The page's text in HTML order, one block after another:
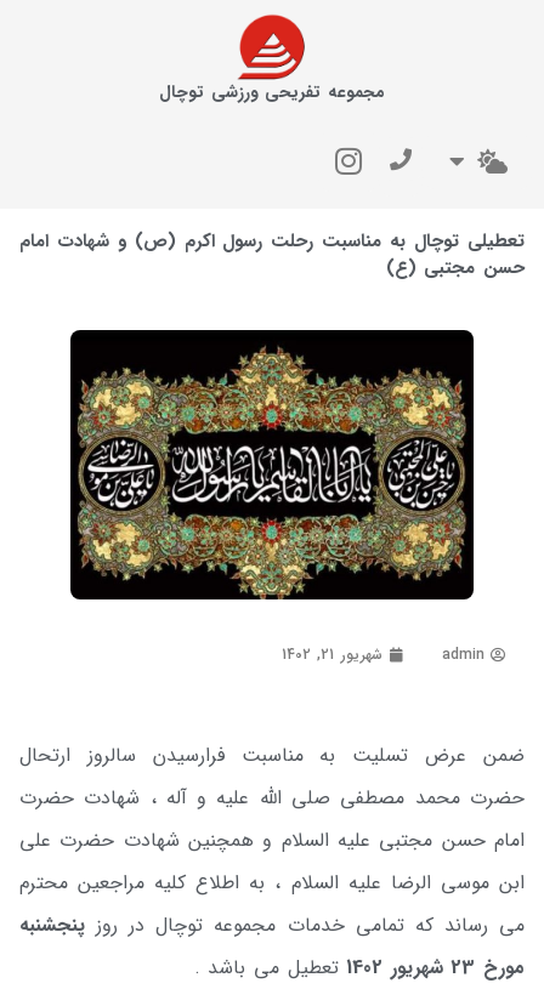
مجموعه تفریحی ورزشی توچال
تعطیلی توچال به مناسبت رحلت رسول اکرم (ص) و شهادت امام
حسن مجتبی (ع)
admin شهریور 21, 1402
ضمن عرض تسلیت به مناسبت فرارسیدن سالروز ارتحال
حضرت محمد مصطفی صلی الله علیه و آله ، شهادت حضرت
امام حسن مجتبی علیه السلام و همچنین شهادت حضرت علی
ابن موسی الرضا علیه السلام ، به اطلاع کلیه مراجعین محترم
می رساند که تمامی خدمات مجموعه توچال در روز پنجشنبه
مورخ 23 شهریور 1402
تعطیل می باشد .